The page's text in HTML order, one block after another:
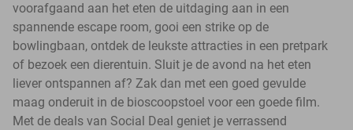
voorafgaand aan het eten de uitdaging aan in een
spannende escape room, gooi een strike op de
bowlingbaan, ontdek de leukste attracties in een pretpark
of bezoek een dierentuin. Sluit je de avond na het eten
liever ontspannen af? Zak dan met een goed gevulde
maag onderuit in de bioscoopstoel voor een goede film.
Met de deals van Social Deal geniet je verrassend